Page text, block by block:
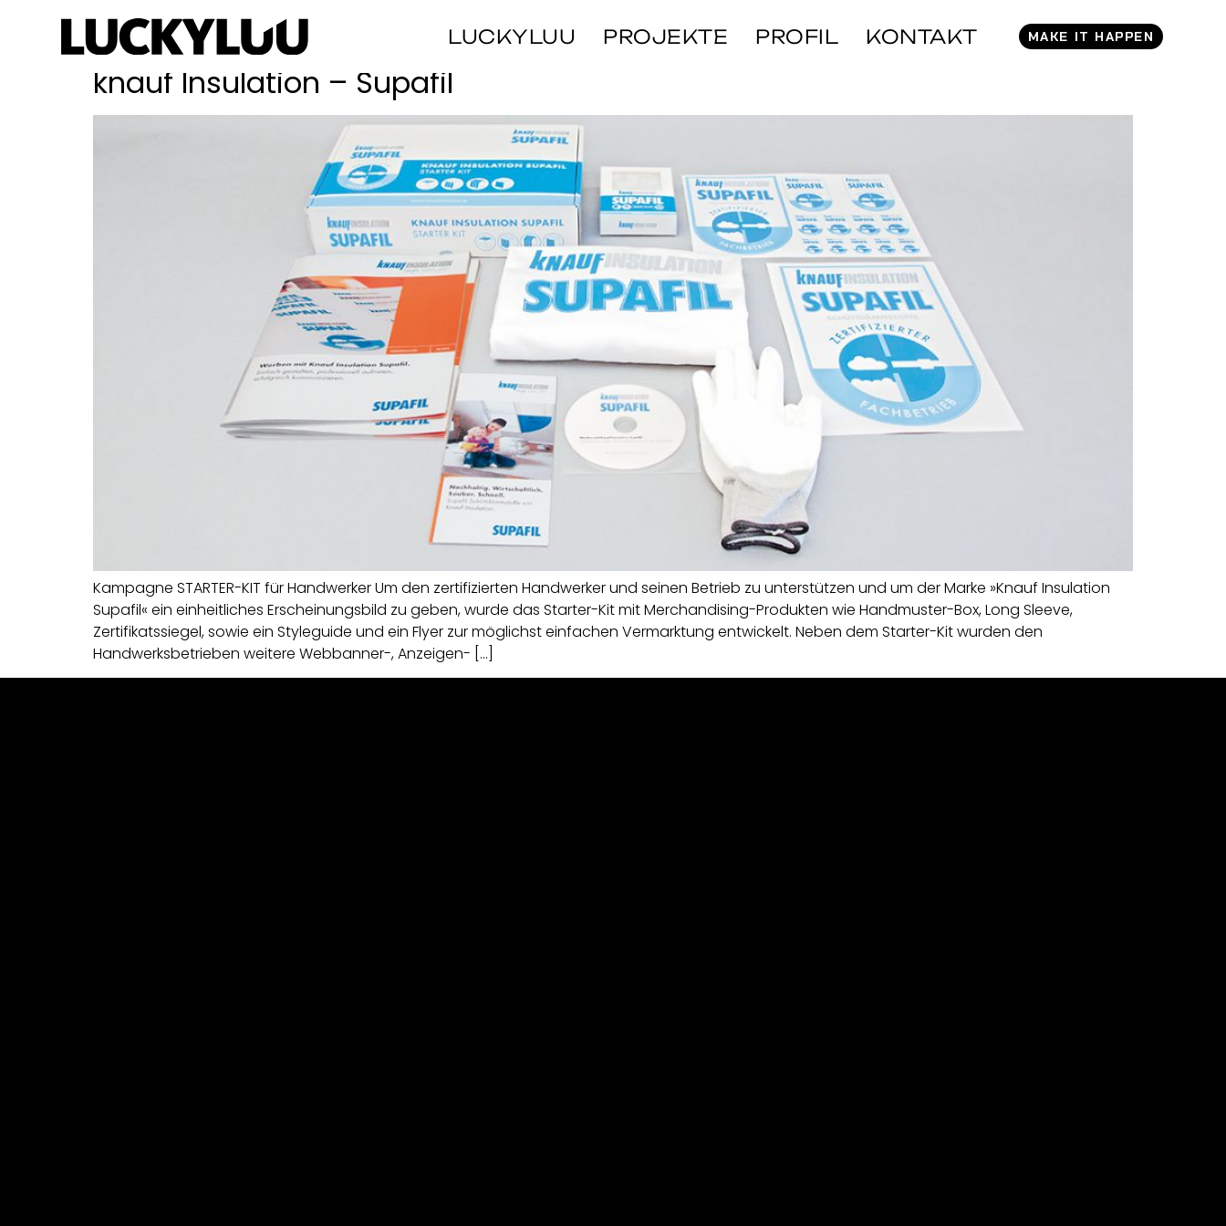
LUCKYLUU PROJEKTE PROFIL KONTAKT MAKE IT HAPPEN
Schlagwort: Starter-Kit
knauf Insulation – Supafil
Kampagne STARTER-KIT für Handwerker Um den zertifizierten Handwerker und seinen Betrieb zu unterstützen und um der Marke »Knauf Insulation
Supafil« ein einheitliches ­Erscheinungsbild zu geben, wurde das Starter-Kit mit Merchandising-Produkten wie Handmuster-Box, Long Sleeve,
Zertifikatssiegel, ­sowie ein Styleguide und ein Flyer zur möglichst einfachen Vermarktung entwickelt. Neben dem Starter-Kit wurden den
Handwerksbetrieben weitere Webbanner-, Anzeigen- […]